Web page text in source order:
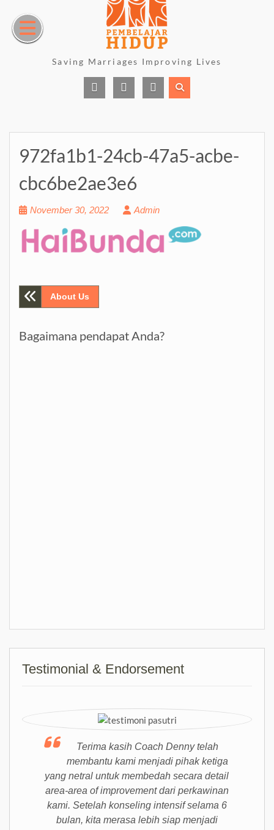
content
Saving Marriages Improving Lives
972fa1b1-24cb-47a5-acbe-
cbc6be2ae3e6
November 30, 2022 Admin
PostAbout Us
Bagaimana pendapat Anda?
Testimonial & Endorsement
Terima kasih Coach Denny telah
membantu kami menjadi pihak ketiga
yang netral untuk membedah secara detail
area-area of improvement dari perkawinan
kami. Setelah konseling intensif selama 6
bulan, kita merasa lebih siap menjadi